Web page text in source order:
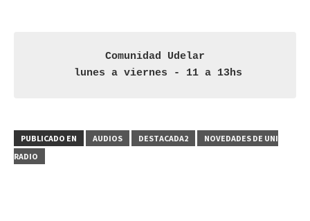
Comunidad Udelar
lunes a viernes - 11 a 13hs
PUBLICADO EN AUDIOS DESTACADA2
NOVEDADES DE UNI
RADIO